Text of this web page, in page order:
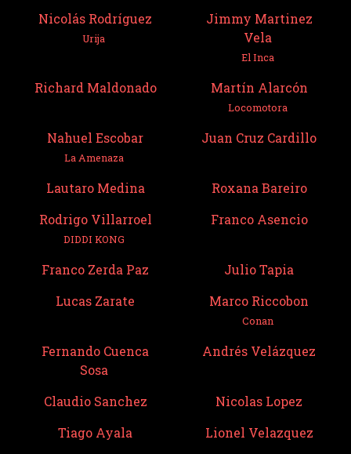
Nicolás Rodríguez
Urija
Jimmy Martinez
Vela
El Inca
Richard Maldonado Martín Alarcón
Locomotora
Nahuel Escobar
La Amenaza
Juan Cruz Cardillo
Lautaro Medina
Roxana Bareiro
Rodrigo Villarroel
DIDDI KONG
Franco Asencio
Franco Zerda Paz
Julio Tapia
Lucas Zarate
Marco Riccobon
Conan
Fernando Cuenca
Sosa
Andrés Velázquez
Claudio Sanchez
Nicolas Lopez
Tiago Ayala
Lionel Velazquez